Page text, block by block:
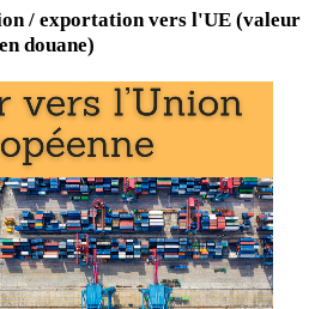
/ exportation vers l'UE (valeur
en douane)